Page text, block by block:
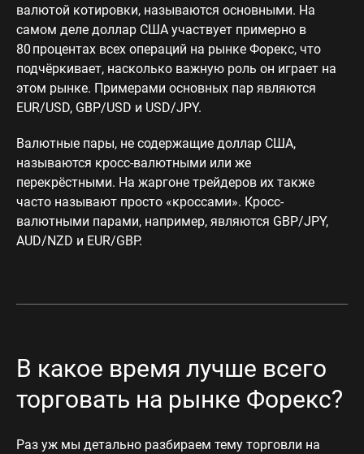
валютой котировки, называются основными. На
самом деле доллар США участвует примерно в
80 процентах всех операций на рынке Форекс, что
подчёркивает, насколько важную роль он играет на
этом рынке. Примерами основных пар являются
EUR/USD, GBP/USD и USD/JPY.
Валютные пары, не содержащие доллар США,
называются кросс-валютными или же
перекрёстными. На жаргоне трейдеров их также
часто называют просто «кроссами». Кросс-
валютными парами, например, являются GBP/JPY,
AUD/NZD и EUR/GBP.
В какое время лучше всего
торговать на рынке Форекс?
Раз уж мы детально разбираем тему торговли на